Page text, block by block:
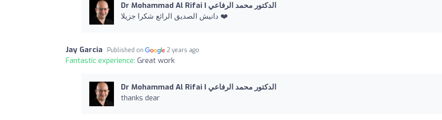
Dr Mohammad Al Rifai I الدكتور محمد الرفاعي
دانيش الصديق الرائع شكرا جزيلا ❤️
Jay Garcia Published on 2 years ago
Fantastic experience: Great work
Dr Mohammad Al Rifai I الدكتور محمد الرفاعي
thanks dear